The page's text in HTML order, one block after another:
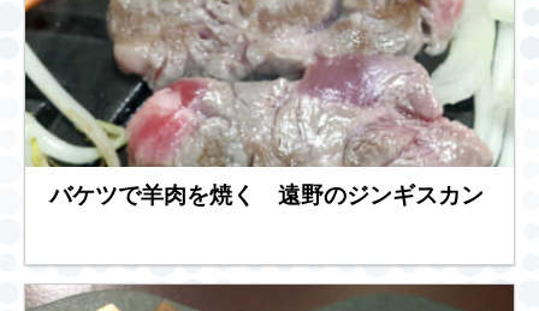
バケツで羊肉を焼く 遠野のジンギスカン